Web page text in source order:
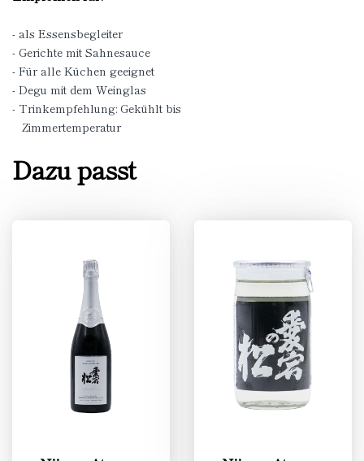
- als Essensbegleiter
- Gerichte mit Sahnesauce
- Für alle Küchen geeignet
- Degu mit dem Weinglas
- Trinkempfehlung: Gekühlt bis
Zimmertemperatur
Dazu passt